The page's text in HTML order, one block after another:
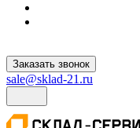
Заказать звонок
sale@sklad-21.ru